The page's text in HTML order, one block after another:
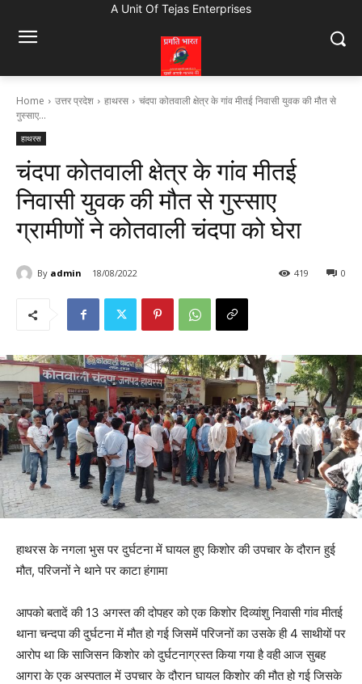
A Unit Of Tejas Enterprises
Home उत्तर प्रदेश हाथरस
चंदपा कोतवाली क्षेत्र के गांव मीतई निवासी युवक की मौत से
गुस्साए...
हाथरस
चंदपा कोतवाली क्षेत्र के गांव मीतई
निवासी युवक की मौत से गुस्साए
ग्रामीणों ने कोतवाली चंदपा को घेरा
By admin 18/08/2022 0
419
हाथरस के नगला भुस पर दुर्घटना में घायल हुए किशोर की उपचार के दौरान हुई
मौत, परिजनों ने थाने पर काटा हंगामा
आपको बतादें की 13 अगस्त की दोपहर को एक किशोर दिव्यांशु निवासी गांव मीतई
थाना चन्दपा की दुर्घटना में मौत हो गई जिसमें परिजनों का उसके ही 4 साथीयों पर
आरोप था कि साजिसन किशोर को दुर्घटनाग्रस्त किया गया है वही आज सुबह
आगरा के एक अस्पताल में उपचार के दौरान घायल किशोर की मौत हो गई जिसके